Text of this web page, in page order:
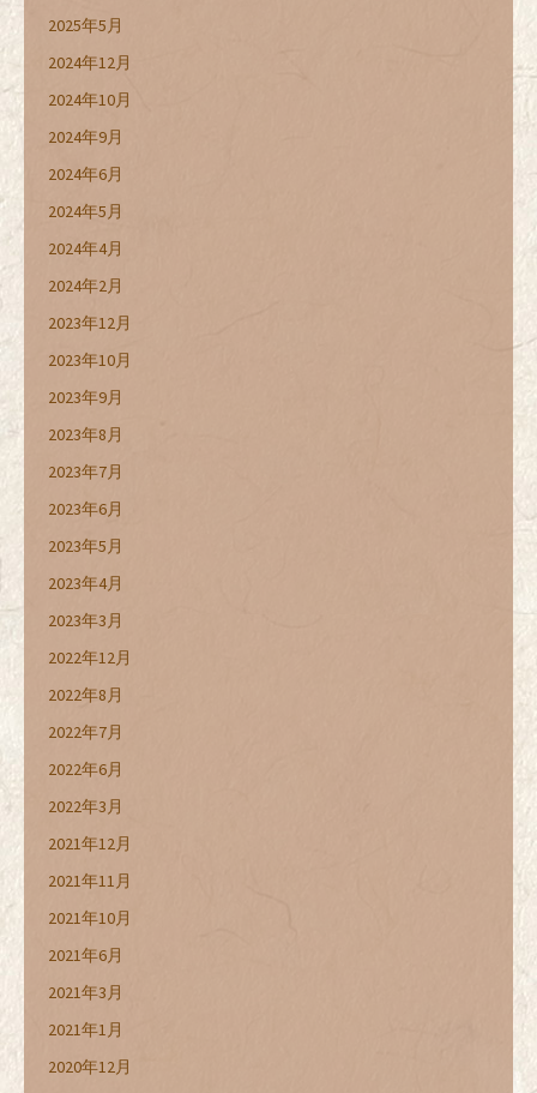
2025年5月
2024年12月
2024年10月
2024年9月
2024年6月
2024年5月
2024年4月
2024年2月
2023年12月
2023年10月
2023年9月
2023年8月
2023年7月
2023年6月
2023年5月
2023年4月
2023年3月
2022年12月
2022年8月
2022年7月
2022年6月
2022年3月
2021年12月
2021年11月
2021年10月
2021年6月
2021年3月
2021年1月
2020年12月